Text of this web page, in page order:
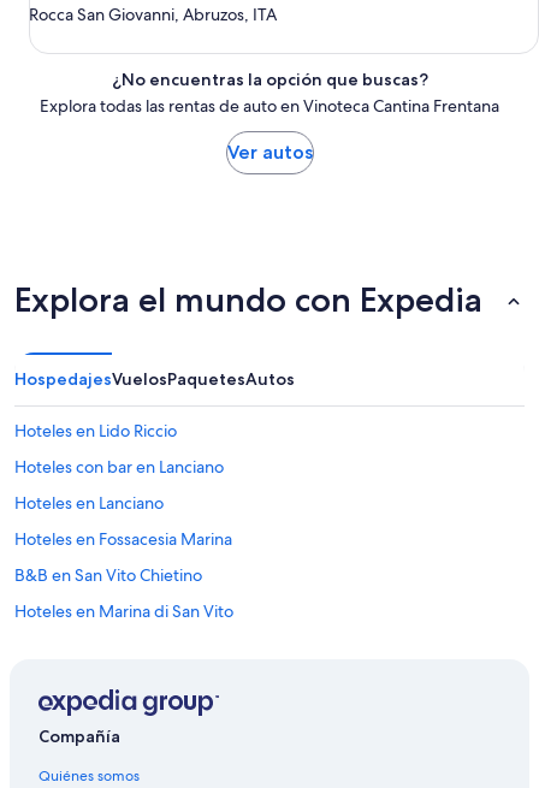
Rocca San Giovanni, Abruzos, ITA
¿No encuentras la opción que buscas?
Explora todas las rentas de auto en Vinoteca Cantina Frentana
Ver autos
Explora el mundo con Expedia
HospedajesVuelosPaquetesAutos
Hoteles en Lido Riccio
Hoteles con bar en Lanciano
Hoteles en Lanciano
Hoteles en Fossacesia Marina
B&B en San Vito Chietino
Hoteles en Marina di San Vito
Villas en Torino di Sangro
Compañía
Quiénes somos